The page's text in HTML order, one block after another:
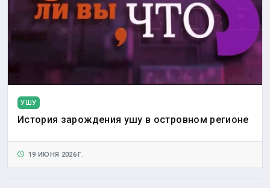
УШУ
История зарождения ушу в островном регионе
19 ИЮНЯ 2026 Г.